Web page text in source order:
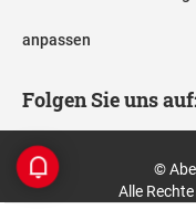
anpassen
Folgen Sie uns
©
Alle